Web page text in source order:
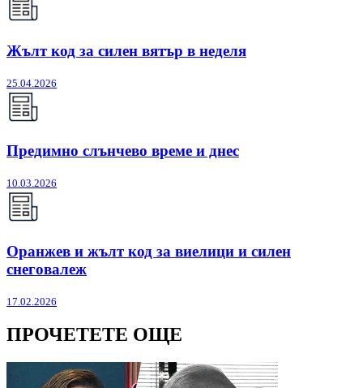
Жълт код за силен вятър в неделя
25.04.2026
Предимно слънчево време и днес
10.03.2026
Оранжев и жълт код за виелици и силен
снеговалеж
17.02.2026
ПРОЧЕТЕТЕ ОЩЕ